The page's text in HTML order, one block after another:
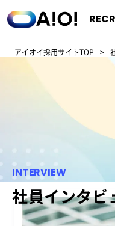
アイオイ採用サイトTOP
INTERVIEW
社員インタビ